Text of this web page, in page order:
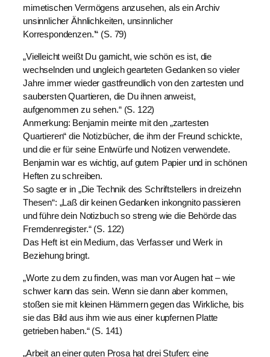
mimetischen Vermögens anzusehen, als ein Archiv
unsinnlicher Ähnlichkeiten, unsinnlicher
Korrespondenzen.’“ (S. 79)
„Vielleicht weißt Du garnicht, wie schön es ist, die
wechselnden und ungleich gearteten Gedanken so vieler
Jahre immer wieder gastfreundlich von den zartesten und
saubersten Quartieren, die Du ihnen anweist,
aufgenommen zu sehen.“ (S. 122)
Anmerkung: Benjamin meinte mit den „zartesten
Quartieren“ die Notizbücher, die ihm der Freund schickte,
und die er für seine Entwürfe und Notizen verwendete.
Benjamin war es wichtig, auf gutem Papier und in schönen
Heften zu schreiben.
So sagte er in „Die Technik des Schriftstellers in dreizehn
Thesen“: „Laß dir keinen Gedanken inkongnito passieren
und führe dein Notizbuch so streng wie die Behörde das
Fremdenregister.“ (S. 122)
Das Heft ist ein Medium, das Verfasser und Werk in
Beziehung bringt.
„Worte zu dem zu finden, was man vor Augen hat – wie
schwer kann das sein. Wenn sie dann aber kommen,
stoßen sie mit kleinen Hämmern gegen das Wirkliche, bis
sie das Bild aus ihm wie aus einer kupfernen Platte
getrieben haben.“ (S. 141)
„Arbeit an einer guten Prosa hat drei Stufen: eine